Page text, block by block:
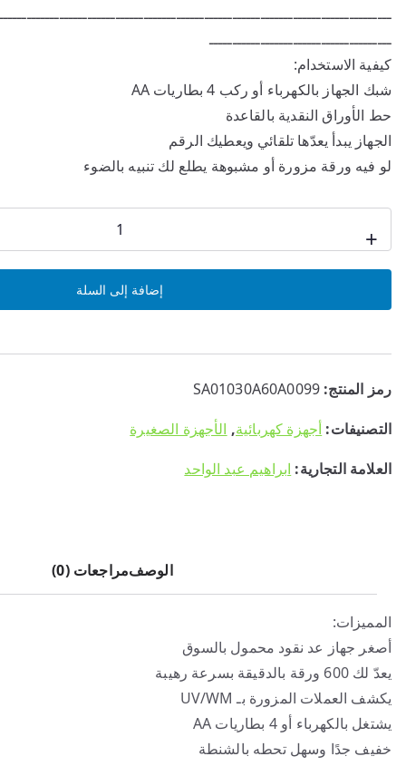
ـــــــــــــــــــــــــــــــــــــــ
كيفية الاستخدام:
شبك الجهاز بالكهرباء أو ركب 4 بطاريات AA
حط الأوراق النقدية بالقاعدة
الجهاز يبدأ يعدّها تلقائي ويعطيك الرقم
لو فيه ورقة مزورة أو مشبوهة يطلع لك تنبيه بالضوء
ماكينة
عد
+
إضافة إلى السلة
رمز المنتج: SA01030A60A0099
التصنيفات: أجهزة كهربائية, الأجهزة الصغيرة
العلامة التجارية: ابراهيم عبد الواحد
الوصفمراجعات (0)
المميزات:
أصغر جهاز عد نقود محمول بالسوق
يعدّ لك 600 ورقة بالدقيقة بسرعة رهيبة
يكشف العملات المزورة بـ UV/WM
يشتغل بالكهرباء أو 4 بطاريات AA
خفيف جدًا وسهل تحطه بالشنطة